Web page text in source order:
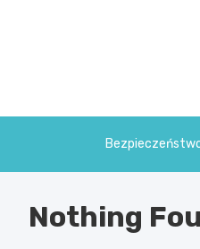
Nothing